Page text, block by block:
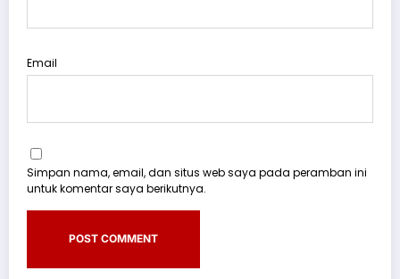
Email
Simpan nama, email, dan situs web saya pada peramban ini
untuk komentar saya berikutnya.